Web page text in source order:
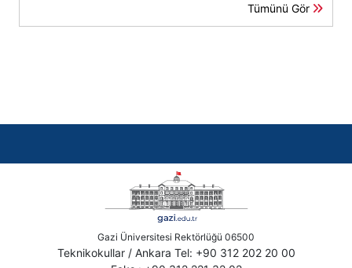
Tümünü Gör
Gazi Üniversitesi Rektörlüğü 06500
Teknikokullar / Ankara Tel: +90 312 202 20 00